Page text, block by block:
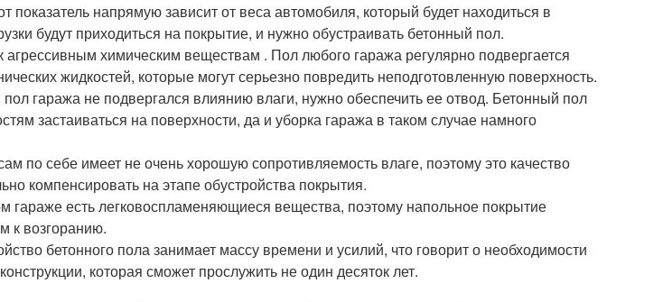
показатель напрямую зависит от веса автомобиля, который будет находиться в
будут приходиться на покрытие, и нужно обустраивать бетонный пол.
агрессивным химическим веществам . Пол любого гаража регулярно подвергается
жидкостей, которые могут серьезно повредить неподготовленную поверхность.
гаража не подвергался влиянию влаги, нужно обеспечить ее отвод. Бетонный пол
застаиваться на поверхности, да и уборка гаража в таком случае намного
по себе имеет не очень хорошую сопротивляемость влаге, поэтому это качество
компенсировать на этапе обустройства покрытия.
гараже есть легковоспламеняющиеся вещества, поэтому напольное покрытие
к возгоранию.
бетонного пола занимает массу времени и усилий, что говорит о необходимости
которая сможет прослужить не один десяток лет.